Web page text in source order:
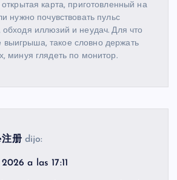
открытая карта, приготовленный на
нужно почувствовать пульс
обходя иллюзий и неудач. Для что
такое словно держать
минуя глядеть по монитор.
册 dijo:
a las 17:11